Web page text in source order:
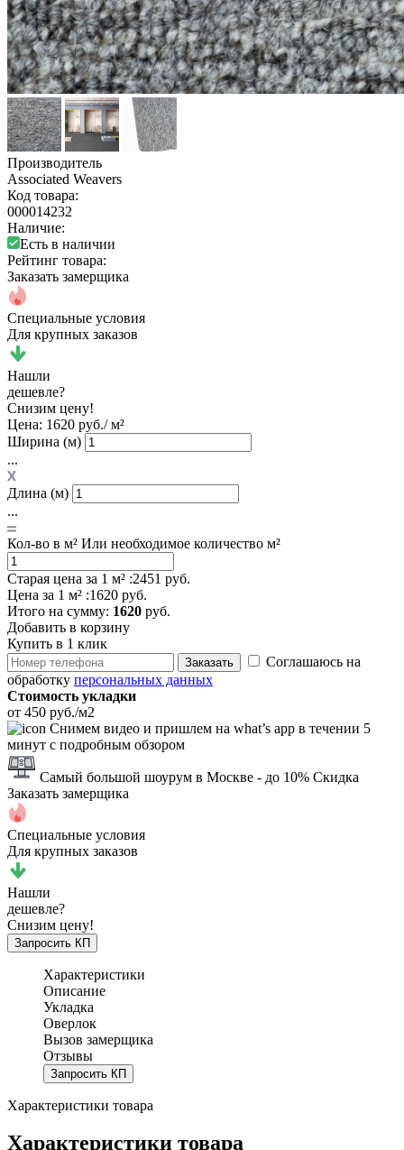
Производитель
Associated Weavers
Код товара:
000014232
Наличие:
Есть в наличии
Рейтинг товара:
Заказать замерщика
Специальные условия
Для крупных заказов
Нашли
дешевле?
Снизим цену!
Цена: 1620 руб./ м²
Ширина (м)
...
Длина (м)
...
Кол-во в м² Или необходимое количество м²
Старая цена за 1 м² :2451 руб.
Цена за 1 м² :1620 руб.
Итого на сумму: 1620 руб.
Добавить в корзину
Купить в 1 клик
Заказать
Соглашаюсь на
обработку персональных данных
Стоимость укладки
от 450 руб./м2
Снимем видео и пришлем на what’s app в течении 5
минут с подробным обзором
Самый большой шоурум в Москве - до 10% Скидка
Заказать замерщика
Специальные условия
Для крупных заказов
Нашли
дешевле?
Снизим цену!
Запросить КП
Характеристики
Описание
Укладка
Оверлок
Вызов замерщика
Отзывы
Запросить КП
Характеристики товара
Характеристики товара